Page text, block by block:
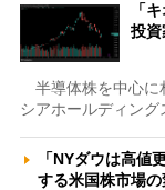
「
投
半導体株を中心に
シアホールディン
「NYダウは高値
する米国株市場